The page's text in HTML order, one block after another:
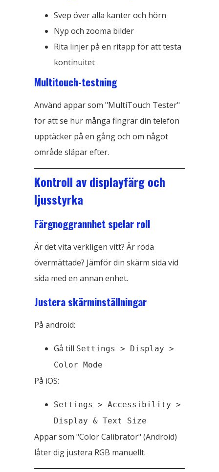
Svep över alla kanter och hörn
Nyp och zooma bilder
Rita linjer på en ritapp för att testa
kontinuitet
Multitouch-testning
Använd appar som "MultiTouch Tester"
för att se hur många fingrar din telefon
upptäcker på en gång och om något
område släpar efter.
Kontroll av displayfärg och
ljusstyrka
Färgnoggrannhet spelar roll
Är det vita verkligen vitt? Är röda
övermättade? Jämför din skärm sida vid
sida med en annan enhet.
Justera skärminställningar
På android:
Gå till Settings > Display >
Color Mode
På iOS:
Settings > Accessibility >
Display & Text Size
Appar som "Color Calibrator" (Android)
låter dig justera RGB manuellt.